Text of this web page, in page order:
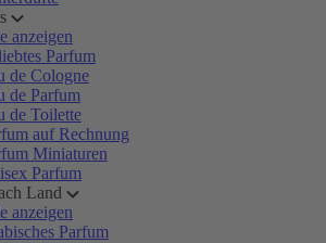
anzeigen
Parfum
de Cologne
de Parfum
de Toilette
auf Rechnung
Miniaturen
Parfum
Land
anzeigen
Parfum